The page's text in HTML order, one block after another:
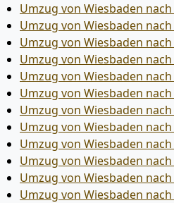
Umzug von Wiesbaden
Umzug von Wiesbaden
Umzug von Wiesbaden
Umzug von Wiesbaden
Umzug von Wiesbaden
Umzug von Wiesbaden
Umzug von Wiesbaden
Umzug von Wiesbaden
Umzug von Wiesbaden
Umzug von Wiesbaden
Umzug von Wiesbaden
Umzug von Wiesbaden